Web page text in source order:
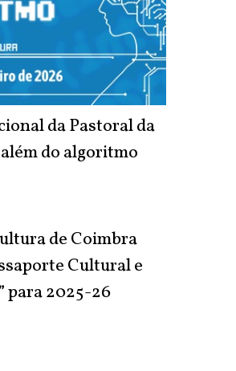
da Pastoral da
do algoritmo
de Coimbra
Cultural e
para 2025-26